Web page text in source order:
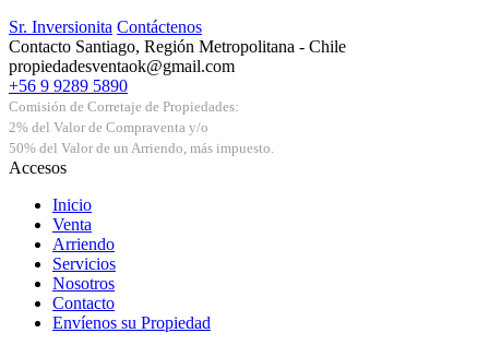
Sr. Inversionita Contáctenos
Contacto Santiago, Región Metropolitana - Chile
+56 9 9289 5890
Comisión de Corretaje de Propiedades:
2% del Valor de Compraventa y/o
50% del Valor de un Arriendo, más impuesto.
Accesos
Inicio
Venta
Arriendo
Servicios
Nosotros
Contacto
Envíenos su Propiedad